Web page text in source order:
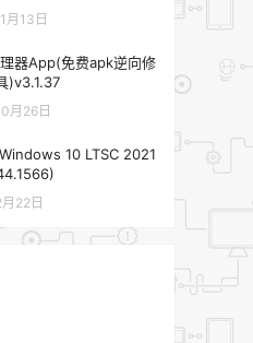
月13日
器App(免费apk逆向修
)v3.1.37
月26日
10 LTSC 2021
22日